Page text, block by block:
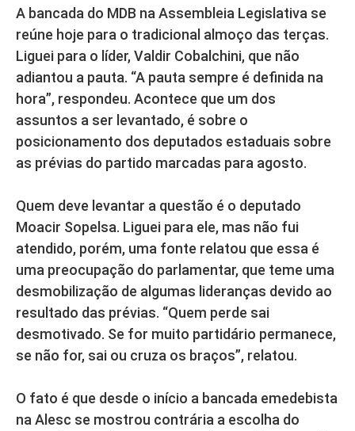
A bancada do MDB na Assembleia Legislativa se
reúne hoje para o tradicional almoço das terças.
Liguei para o líder, Valdir Cobalchini, que não
adiantou a pauta. “A pauta sempre é definida na
hora”, respondeu. Acontece que um dos
assuntos a ser levantado, é sobre o
posicionamento dos deputados estaduais sobre
as prévias do partido marcadas para agosto.
Quem deve levantar a questão é o deputado
Moacir Sopelsa. Liguei para ele, mas não fui
atendido, porém, uma fonte relatou que essa é
uma preocupação do parlamentar, que teme uma
desmobilização de algumas lideranças devido ao
resultado das prévias. “Quem perde sai
desmotivado. Se for muito partidário permanece,
se não for, sai ou cruza os braços”, relatou.
O fato é que desde o início a bancada emedebista
na Alesc se mostrou contrária a escolha do